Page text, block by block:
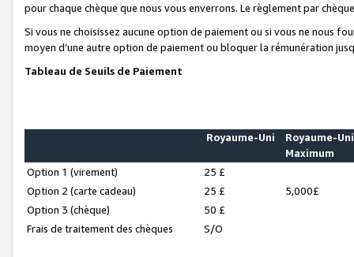
pour chaque chèque que nous vous enverrons. Le règlement par
Si vous ne choisissez aucune option de paiement ou si vous ne nous
moyen d’une autre option de paiement ou bloquer la rémunération
Tableau de Seuils de Paiement
Royaume-Uni
Royaume-Uni
Maximum
Option 1 (virement)
25 £
Option 2 (carte cadeau)
25 £
5,000£
Option 3 (chèque)
50 £
Frais de traitement des chèques
S/O